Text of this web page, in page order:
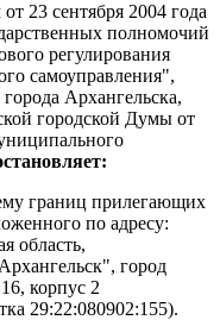
23 сентября 2004 года
полномочий
регулирования
самоуправления",
Архангельска,
городской Думы от
границ прилегающих
по адресу:
область,
город
корпус 2
29:22:080902:155).